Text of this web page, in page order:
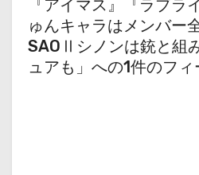
『アイマス』『ラブラ
ゅんキャラはメンバー
SAOⅡシノンは銃と組
ュアも」への1件のフィ